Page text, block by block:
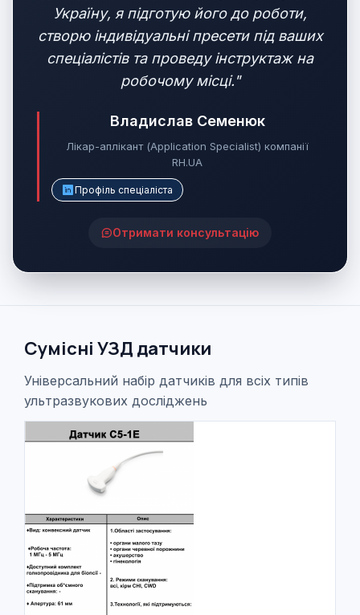
Україну, я підготую його до роботи,
створю індивідуальні пресети під ваших
спеціалістів та проведу інструктаж на
робочому місці."
Владислав Семенюк
Лікар-аплікант (Application Specialist) компанії
RH.UA
Профіль спеціаліста
Отримати консультацію
Сумісні УЗД датчики
Універсальний набір датчиків для всіх типів
ультразвукових досліджень